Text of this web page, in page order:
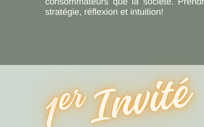
stratégie, réflexion et intuition!